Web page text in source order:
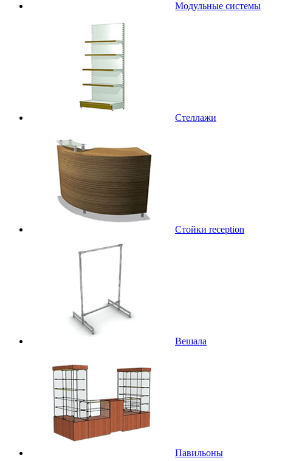
Модульные системы
Стеллажи
Стойки reception
Вешала
Павильоны